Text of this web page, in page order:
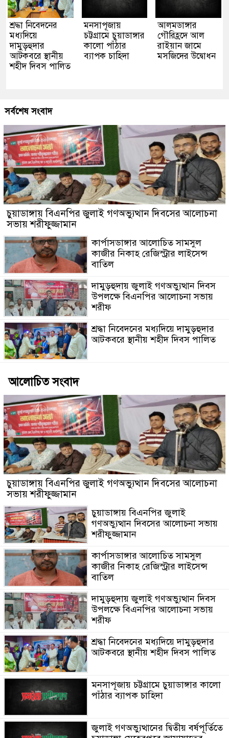
শ্রদ্ধা নিবেদনের
মধ্যদিয়ে
দামুড়হুদার
আটকবরে স্থানীয়
শহীদ দিবস পালিত
মনসাপূজায়
চট্টগ্রামে চুয়াডাঙ্গার
কালো পাঁঠার
ব্যাপক চাহিদা
আলমডাঙ্গার
গৌরিহ্রদে আল
রাইয়ান জামে
মসজিদের উদ্বোধন
সর্বশেষ সংবাদ
চুয়াডাঙ্গায় বিএনপির জুলাই গণঅভ্যুত্থান দিবসের আলোচনা
সভায় শরীফুজ্জামান
কার্পাসডাঙ্গার আলোচিত সামসুল
কাজীর নিকাহ রেজিস্ট্রার লাইসেন্স
বাতিল
দামুড়হুদায় জুলাই গণঅভ্যুত্থান দিবস
উপলক্ষে বিএনপির আলোচনা সভায়
শরীফ
শ্রদ্ধা নিবেদনের মধ্যদিয়ে দামুড়হুদার
আটকবরে স্থানীয় শহীদ দিবস পালিত
আলোচিত সংবাদ
চুয়াডাঙ্গায় বিএনপির জুলাই গণঅভ্যুত্থান দিবসের আলোচনা
সভায় শরীফুজ্জামান
চুয়াডাঙ্গায় বিএনপির জুলাই
গণঅভ্যুত্থান দিবসের আলোচনা সভায়
শরীফুজ্জামান
কার্পাসডাঙ্গার আলোচিত সামসুল
কাজীর নিকাহ রেজিস্ট্রার লাইসেন্স
বাতিল
দামুড়হুদায় জুলাই গণঅভ্যুত্থান দিবস
উপলক্ষে বিএনপির আলোচনা সভায়
শরীফ
শ্রদ্ধা নিবেদনের মধ্যদিয়ে দামুড়হুদার
আটকবরে স্থানীয় শহীদ দিবস পালিত
মনসাপূজায় চট্টগ্রামে চুয়াডাঙ্গার কালো
পাঁঠার ব্যাপক চাহিদা
জুলাই গণঅভ্যুত্থানের দ্বিতীয় বর্ষপূর্তিতে